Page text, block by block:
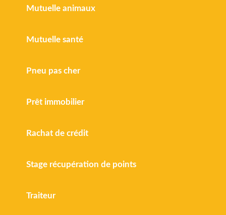
Mutuelle animaux
Mutuelle santé
Pneu pas cher
Prêt immobilier
Rachat de crédit
Stage récupération de points
Traiteur